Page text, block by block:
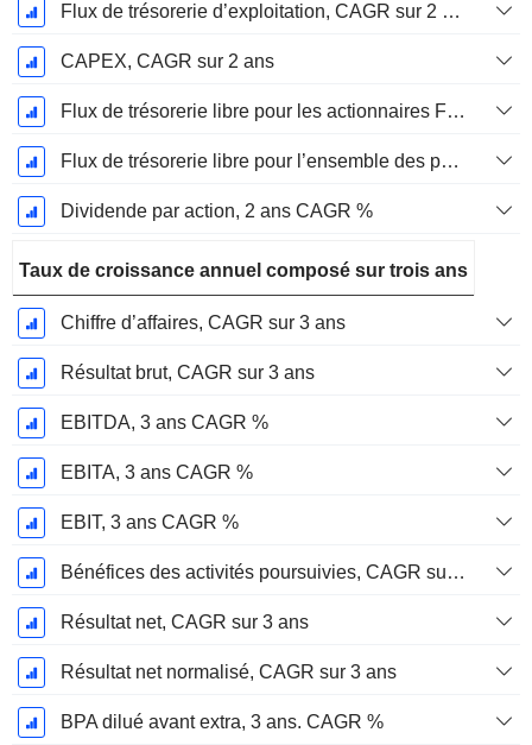
Flux de trésorerie d’exploitation, CAGR sur 2 ans
CAPEX, CAGR sur 2 ans
Flux de trésorerie libre pour les actionnaires FCFE, CAGR sur 2 ans
Flux de trésorerie libre pour l’ensemble des pourvoyeurs de fonds (créanciers et actionnaires) FCFF, CAGR sur 2 ans
Dividende par action, 2 ans CAGR %
Taux de croissance annuel composé sur trois ans
Chiffre d’affaires, CAGR sur 3 ans
Résultat brut, CAGR sur 3 ans
EBITDA, 3 ans CAGR %
EBITA, 3 ans CAGR %
EBIT, 3 ans CAGR %
Bénéfices des activités poursuivies, CAGR sur 3 ans
Résultat net, CAGR sur 3 ans
Résultat net normalisé, CAGR sur 3 ans
BPA dilué avant extra, 3 ans. CAGR %